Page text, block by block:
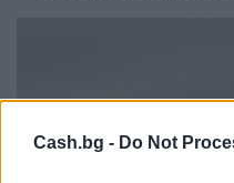
Cash.bg - Do Not